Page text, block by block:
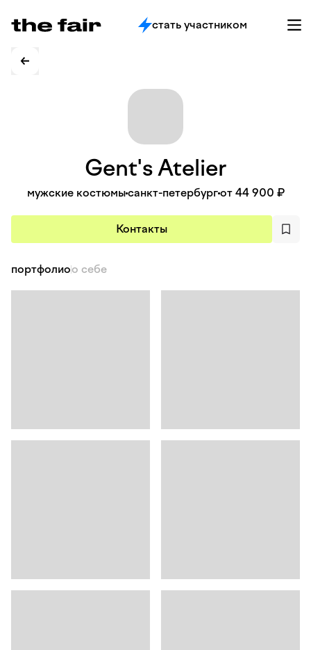
стать участником
Gent'sAtelier
мужские костюмысанкт-петербургот 44 900 ₽
Контакты
портфолиоо себе